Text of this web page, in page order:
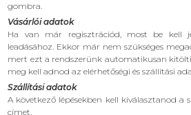
gombra.
Vásárlói adatok
Ha van már regisztrációd, most be kell
leadásához. Ekkor már nem szükséges
mert ezt a rendszerünk automatikusan
meg kell adnod az elérhetőségi és szállítási
Szállítási adatok
A következő lépésekben kell kiválasztanod a
címet.